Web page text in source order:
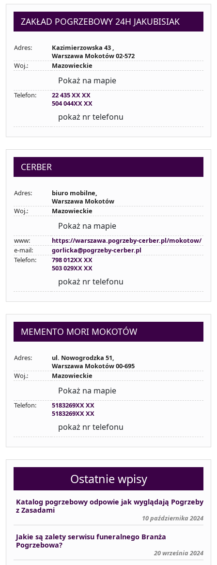
ZAKŁAD POGRZEBOWY 24H JAKUBISIAK
Adres:
Kazimierzowska 43 ,
Warszawa Mokotów 02-572
Woj.:
Mazowieckie
Pokaż na mapie
Telefon:
22 435 XX XX
504 044XX XX
pokaż nr telefonu
CERBER
Adres:
biuro mobilne,
Warszawa Mokotów
Woj.:
Mazowieckie
Pokaż na mapie
www:
https://warszawa.pogrzeby-cerber.pl/mokotow/
e-mail:
gorlicka@pogrzeby-cerber.pl
Telefon:
798 012XX XX
503 029XX XX
pokaż nr telefonu
MEMENTO MORI MOKOTÓW
Adres:
ul. Nowogrodzka 51,
Warszawa Mokotów 00-695
Woj.:
Mazowieckie
Pokaż na mapie
Telefon:
5183269XX XX
5183269XX XX
pokaż nr telefonu
Ostatnie wpisy
Katalog pogrzebowy odpowie jak wyglądają Pogrzeby
z Zasadami
10 października 2024
Jakie są zalety serwisu funeralnego Branża
Pogrzebowa?
20 września 2024